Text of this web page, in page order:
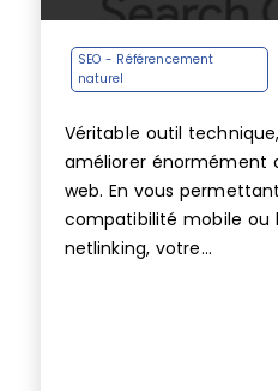
SEO - Référencement
naturel
Véritable outil
améliorer énormément
web. En vous
compatibilité mobile ou
netlinking, votre...